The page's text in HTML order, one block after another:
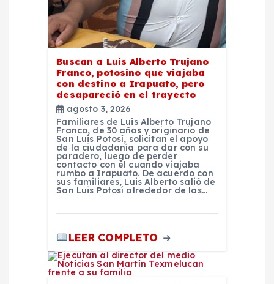
Buscan a Luis Alberto Trujano
Franco, potosino que viajaba
con destino a Irapuato, pero
desapareció en el trayecto
agosto 3, 2026
Familiares de Luis Alberto Trujano
Franco, de 30 años y originario de
San Luis Potosí, solicitan el apoyo
de la ciudadanía para dar con su
paradero, luego de perder
contacto con él cuando viajaba
rumbo a Irapuato. De acuerdo con
sus familiares, Luis Alberto salió de
San Luis Potosí alrededor de las…
LEER COMPLETO